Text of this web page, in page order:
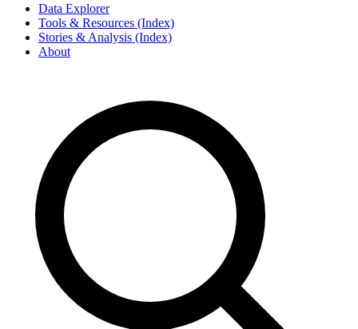
Data Explorer
Tools & Resources (Index)
Stories & Analysis (Index)
About